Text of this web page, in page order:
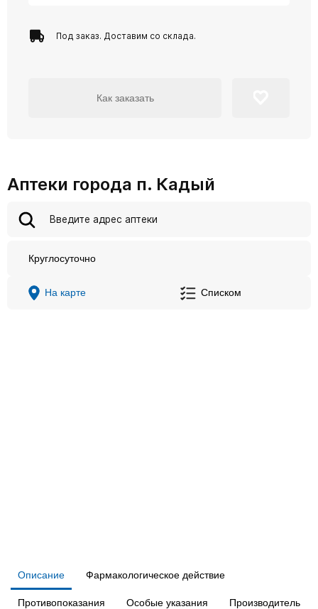
Под заказ. Доставим со склада.
Как заказать
Аптеки города п. Кадый
Круглосуточно
На карте Списком
Описание Фармакологическое действие
Противопоказания Особые указания Производитель